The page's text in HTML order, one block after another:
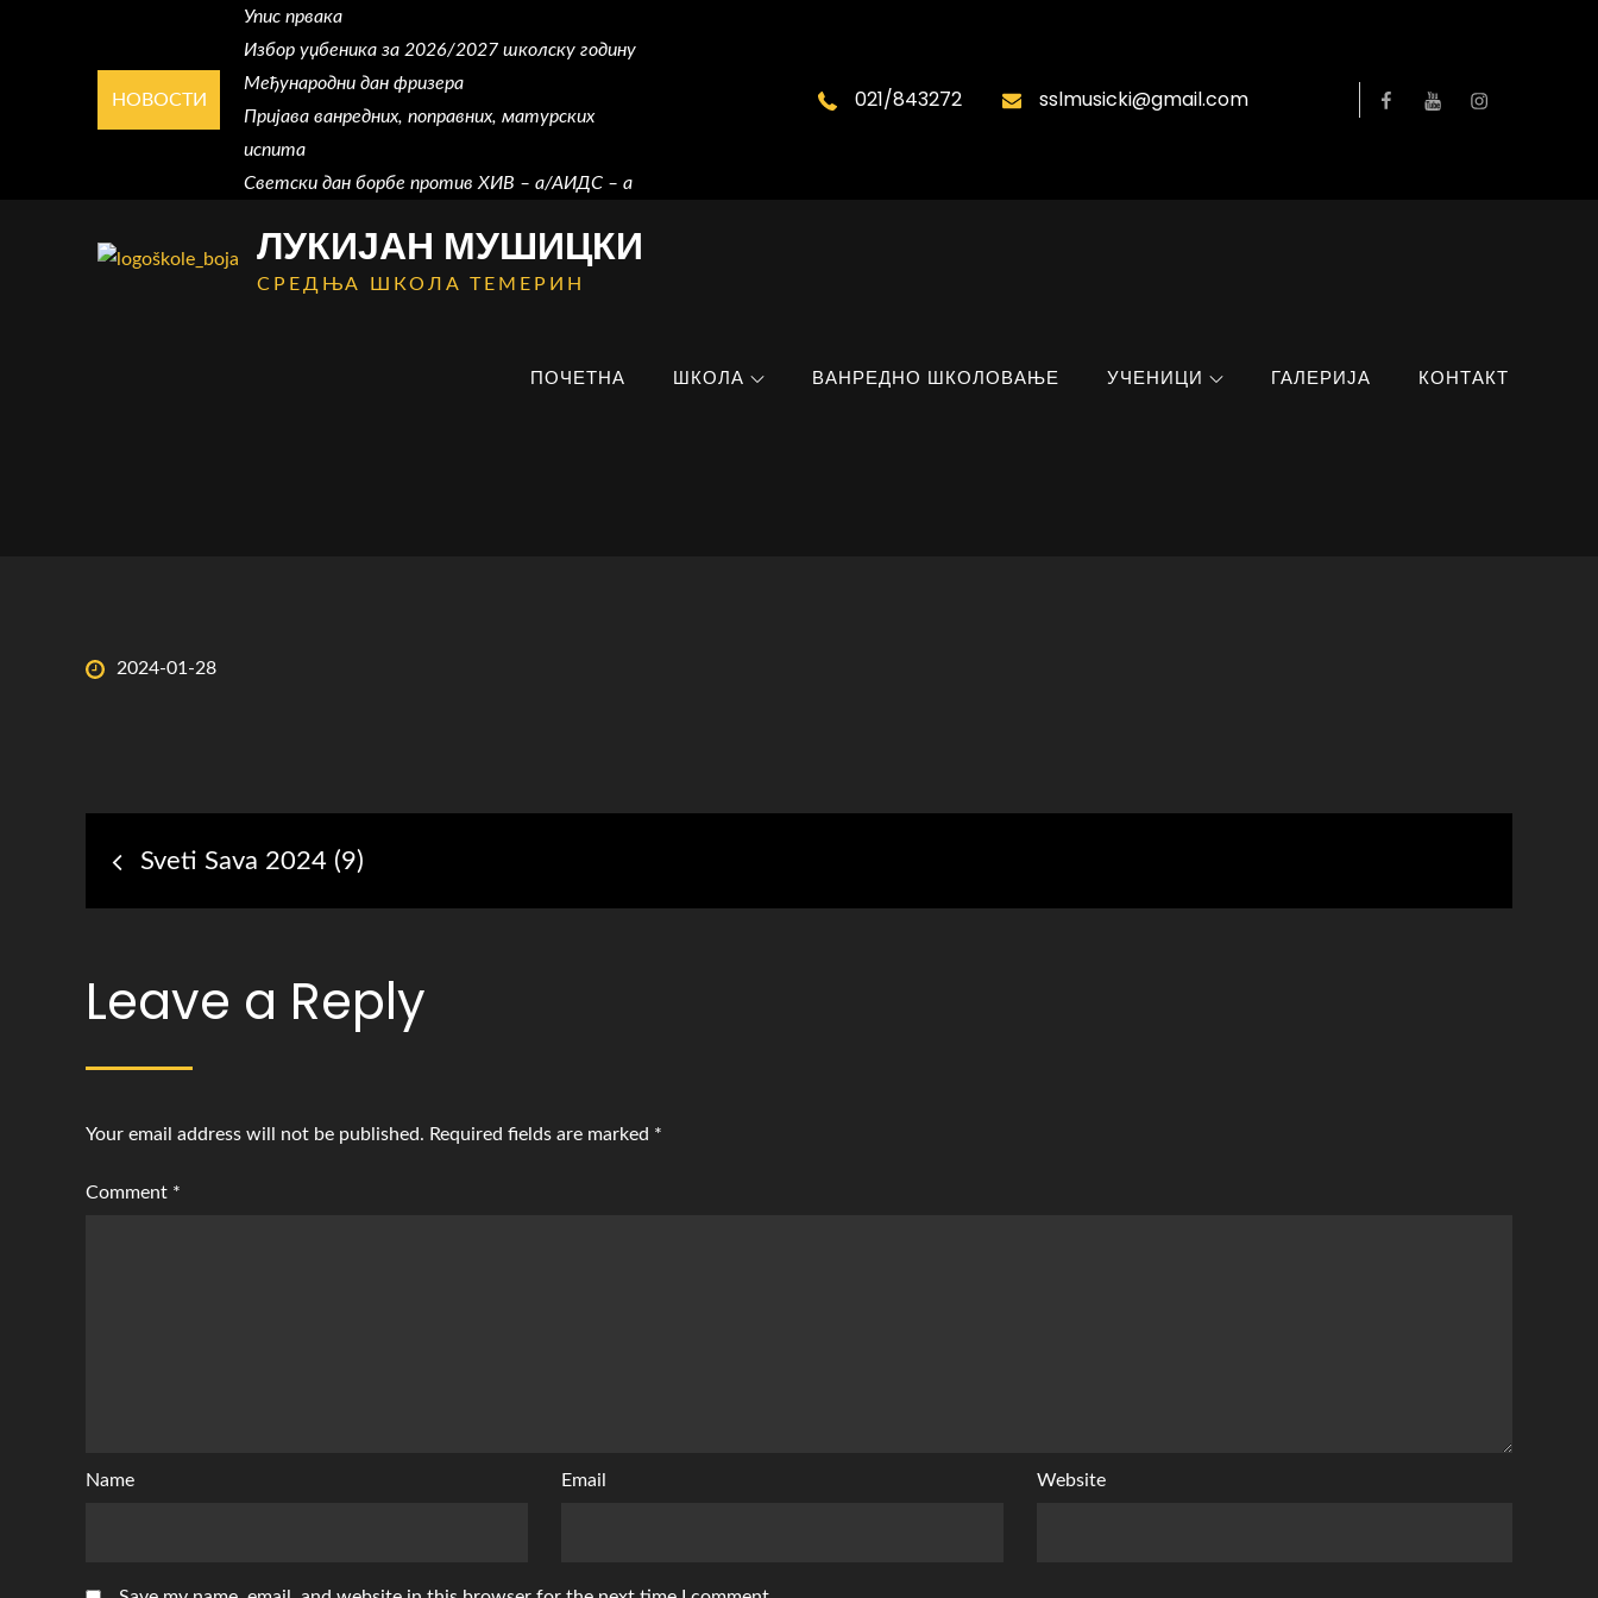
НОВОСТИ
Упис првака
Избор уџбеника за 2026/2027 школску годину
Међународни дан фризера
Пријава ванредних, поправних, матурских
испита
Светски дан борбе против ХИВ – а/АИДС – а
021/843272 sslmusicki@gmail.com FacebookYouTubeInstagram
ЛУКИЈАН МУШИЦКИ
СРЕДЊА ШКОЛА ТЕМЕРИН
ПОЧЕТНА ШКОЛА ВАНРЕДНО ШКОЛОВАЊЕ УЧЕНИЦИ ГАЛЕРИЈА КОНТАКТ
Posted2024-01-28
Post
navigation
Sveti Sava 2024 (9)
Leave a Reply
Your email address will not be published. Required fields are marked *
Comment *
Name Email Website